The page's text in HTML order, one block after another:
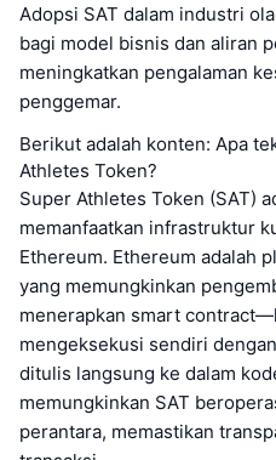
Adopsi SAT dalam industri
bagi model bisnis dan aliran
meningkatkan pengalaman
penggemar.
Berikut adalah konten: Apa
Athletes Token?
Super Athletes Token (SAT)
memanfaatkan infrastruktur
Ethereum. Ethereum adalah
yang memungkinkan
menerapkan smart
mengeksekusi sendiri
ditulis langsung ke dalam
memungkinkan SAT
perantara, memastikan